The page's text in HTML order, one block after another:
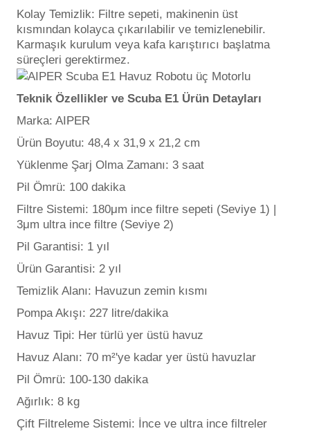
Olimpik Havuz
Kolay Temizlik: Filtre sepeti, makinenin üst
kısmından kolayca çıkarılabilir ve temizlenebilir.
Karmaşık kurulum veya kafa karıştırıcı başlatma
süreçleri gerektirmez.
Teknik Özellikler ve Scuba E1 Ürün Detayları
Marka: AIPER
Ürün Boyutu: 48,4 x 31,9 x 21,2 cm
Yüklenme Şarj Olma Zamanı: 3 saat
Pil Ömrü: 100 dakika
Filtre Sistemi: 180μm ince filtre sepeti (Seviye 1) |
3μm ultra ince filtre (Seviye 2)
Pil Garantisi: 1 yıl
Ürün Garantisi: 2 yıl
Temizlik Alanı: Havuzun zemin kısmı
Pompa Akışı: 227 litre/dakika
Havuz Tipi: Her türlü yer üstü havuz
Havuz Alanı: 70 m²'ye kadar yer üstü havuzlar
Pil Ömrü: 100-130 dakika
Ağırlık: 8 kg
Çift Filtreleme Sistemi: İnce ve ultra ince filtreler